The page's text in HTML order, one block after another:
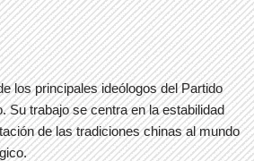
los principales ideólogos del Partido
Su trabajo se centra en la estabilidad
de las tradiciones chinas al mundo